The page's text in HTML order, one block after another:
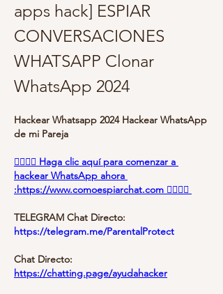
apps hack] ESPIAR
CONVERSACIONES
WHATSAPP Clonar
WhatsApp 2024
Hackear Whatsapp 2024 Hackear WhatsApp
de mi Pareja
👉🏻👉🏻 Haga clic aquí para comenzar a
hackear WhatsApp ahora
:https://www.comoespiarchat.com 👈🏻👈🏻
TELEGRAM Chat Directo:
https://telegram.me/ParentalProtect
Chat Directo:
https://chatting.page/ayudahacker